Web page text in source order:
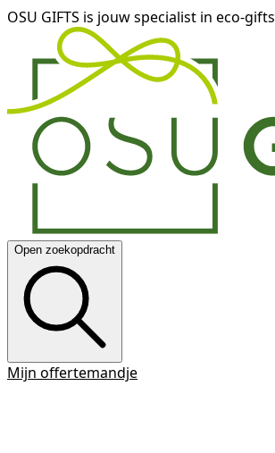
OSU GIFTS is jouw specialist in eco-gifts
Open zoekopdracht
Mijn offertemandje